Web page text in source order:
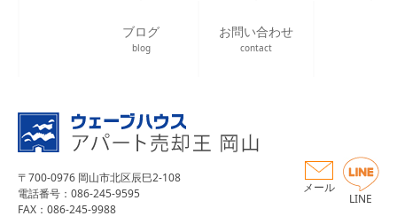
ブログ
blog
お問い合わせ
contact
〒700-0976 岡山市北区辰巳2-108
電話番号：086-245-9595
FAX：086-245-9988
メール
LINE